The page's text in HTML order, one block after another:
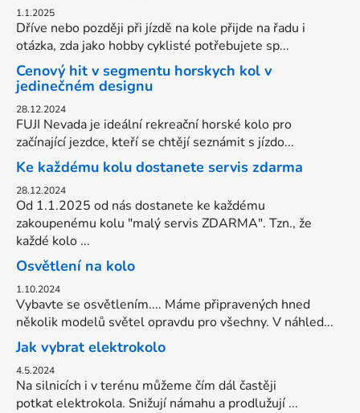
1.1.2025
Dříve nebo později při jízdě na kole přijde na řadu i
otázka, zda jako hobby cyklisté potřebujete sp...
Cenový hit v segmentu horskych kol v
jedinečném designu
28.12.2024
FUJI Nevada je ideální rekreační horské kolo pro
začínající jezdce, kteří se chtějí seznámit s jízdo...
Ke každému kolu dostanete servis zdarma
28.12.2024
Od 1.1.2025 od nás dostanete ke každému
zakoupenému kolu "malý servis ZDARMA". Tzn., že
každé kolo ...
Osvětlení na kolo
1.10.2024
Vybavte se osvětlením.... Máme připravených hned
několik modelů světel opravdu pro všechny. V náhled...
Jak vybrat elektrokolo
4.5.2024
Na silnicích i v terénu můžeme čím dál častěji
potkat elektrokola. Snižují námahu a prodlužují ...